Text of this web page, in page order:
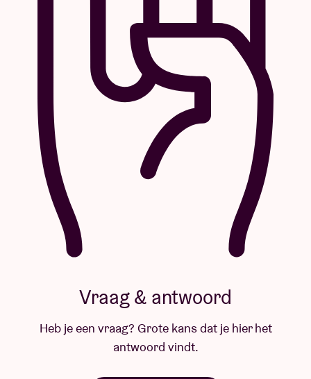
Vraag & antwoord
Heb je een vraag? Grote kans dat je hier het
antwoord vindt.